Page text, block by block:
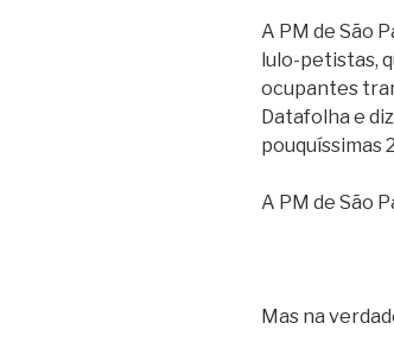
A PM de São
lulo-petistas,
ocupantes
Datafolha e
pouquíssimas
A PM de São
Mas na